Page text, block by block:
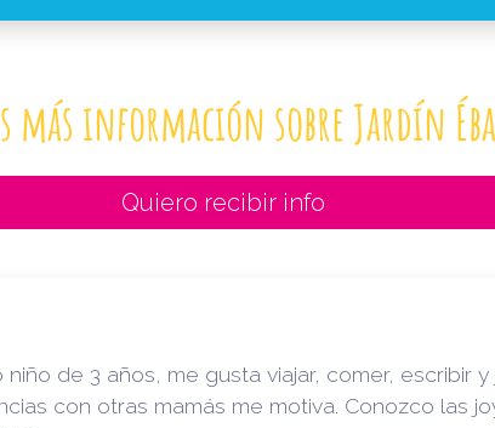
más información sobre Jardín
Quiero recibir info
de 3 años, me gusta viajar, comer, escribir
con otras mamás me motiva. Conozco las